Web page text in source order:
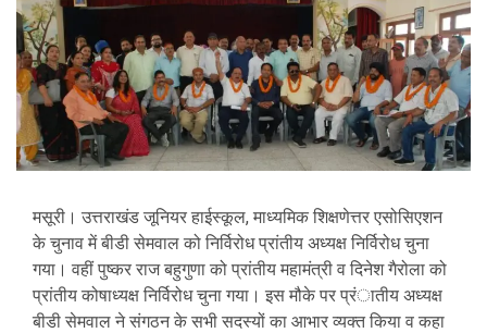
मसूरी। उत्तराखंड जूनियर हाईस्कूल, माध्यमिक शिक्षणेत्तर एसोसिएशन
के चुनाव में बीडी सेमवाल को निर्विरोध प्रांतीय अध्यक्ष निर्विरोध चुना
गया। वहीं पुष्कर राज बहुगुणा को प्रांतीय महामंत्री व दिनेश गैरोला को
प्रांतीय कोषाध्यक्ष निर्विरोध चुना गया। इस मौके पर प्रंातीय अध्यक्ष
बीडी सेमवाल ने संगठन के सभी सदस्यों का आभार व्यक्त किया व कहा